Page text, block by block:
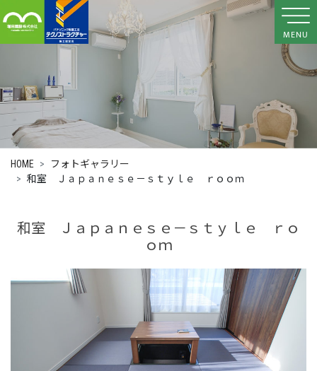
MENU
HOME
フォトギャラリー
和室 Ｊａｐａｎｅｓｅ－ｓｔｙｌｅ ｒｏｏｍ
和室 Ｊａｐａｎｅｓｅ－ｓｔｙｌｅ ｒｏ
ｏｍ